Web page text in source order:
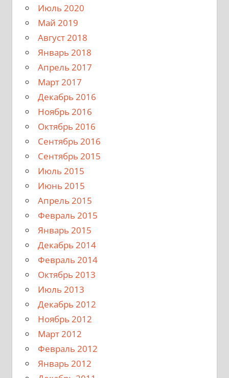
Июль 2020
Май 2019
Август 2018
Январь 2018
Апрель 2017
Март 2017
Декабрь 2016
Ноябрь 2016
Октябрь 2016
Сентябрь 2016
Сентябрь 2015
Июль 2015
Июнь 2015
Апрель 2015
Февраль 2015
Январь 2015
Декабрь 2014
Февраль 2014
Октябрь 2013
Июль 2013
Декабрь 2012
Ноябрь 2012
Март 2012
Февраль 2012
Январь 2012